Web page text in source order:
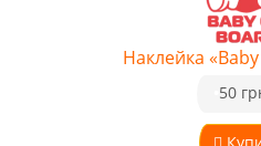
Наклейка
50